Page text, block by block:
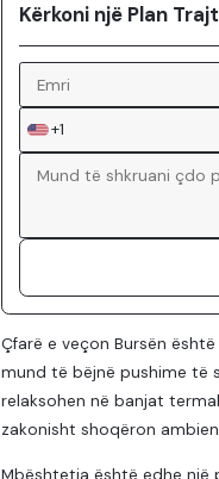
Kërkoni një Plan
+1
Çfarë e veçon Bursën
mund të bëjnë pushime të
relaksohen në banjat
zakonisht shoqëron
Mbështetja është edhe një